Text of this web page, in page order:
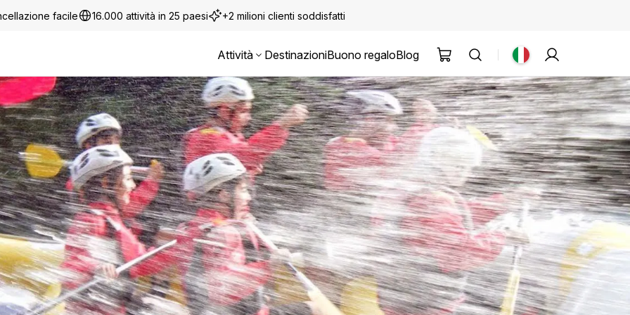
facile 16.000 attività in 25 paesi +2 milioni clienti soddisfatti
Attività DestinazioniBuono regaloBlog